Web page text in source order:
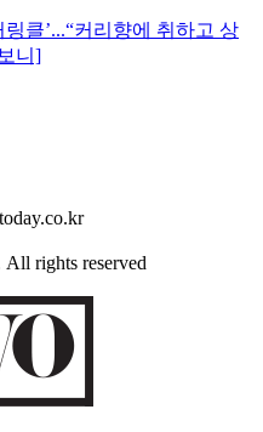
클’...“커리향에 취하고 상
니]
All rights reserved